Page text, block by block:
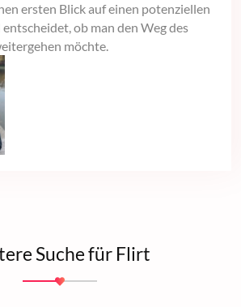
ersten Blick auf einen potenziellen
ob man den Weg des
möchte.
Suche für Flirt